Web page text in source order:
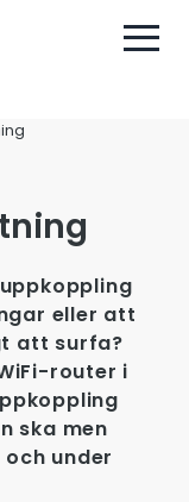
eller att
att surfa?
router i
ska men
under